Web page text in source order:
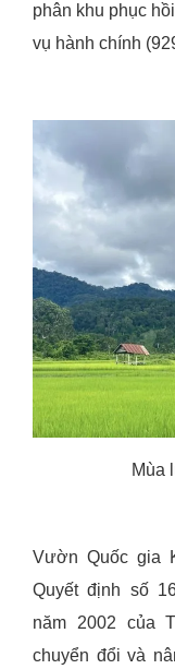
phân khu phục
vụ hành chính
Mùa
Vườn Quốc gia
Quyết định số
năm 2002 của
chuyển đổi và